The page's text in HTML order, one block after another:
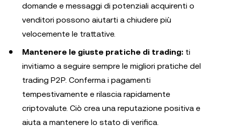
domande e messaggi di potenziali acquirenti o
venditori possono aiutarti a chiudere più
velocemente le trattative.
Mantenere le giuste pratiche di trading: ti
invitiamo a seguire sempre le migliori pratiche del
trading P2P. Conferma i pagamenti
tempestivamente e rilascia rapidamente
criptovalute. Ciò crea una reputazione positiva e
aiuta a mantenere lo stato di verifica.